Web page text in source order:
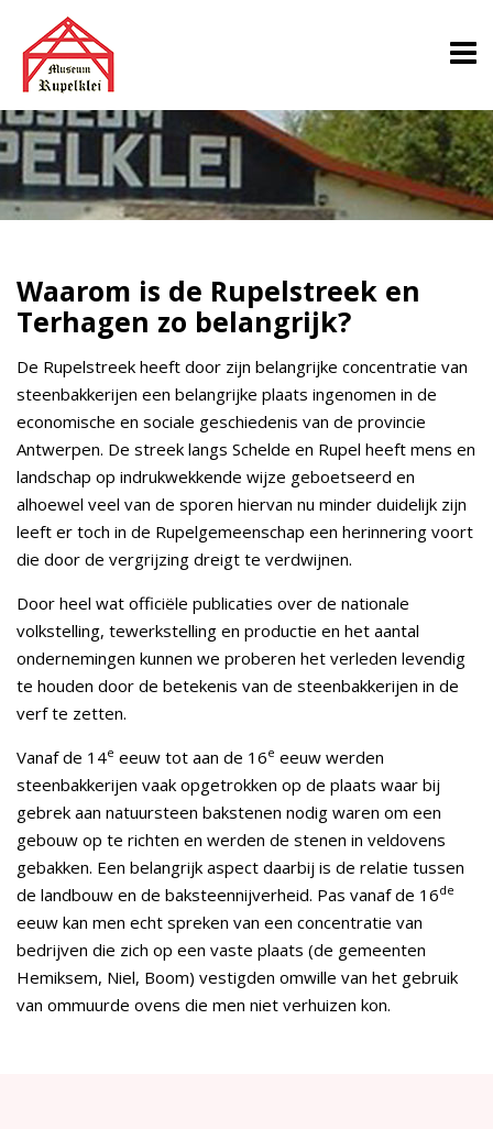
Waarom is de Rupelstreek en
Terhagen zo belangrijk?
De Rupelstreek heeft door zijn belangrijke concentratie van
steenbakkerijen een belangrijke plaats ingenomen in de
economische en sociale geschiedenis van de provincie
Antwerpen. De streek langs Schelde en Rupel heeft mens en
landschap op indrukwekkende wijze geboetseerd en
alhoewel veel van de sporen hiervan nu minder duidelijk zijn
leeft er toch in de Rupelgemeenschap een herinnering voort
die door de vergrijzing dreigt te verdwijnen.
Door heel wat officiële publicaties over de nationale
volkstelling, tewerkstelling en productie en het aantal
ondernemingen kunnen we proberen het verleden levendig
te houden door de betekenis van de steenbakkerijen in de
verf te zetten.
Vanaf de 14e eeuw tot aan de 16e eeuw werden
steenbakkerijen vaak opgetrokken op de plaats waar bij
gebrek aan natuursteen bakstenen nodig waren om een
gebouw op te richten en werden de stenen in veldovens
gebakken. Een belangrijk aspect daarbij is de relatie tussen
de landbouw en de baksteennijverheid. Pas vanaf de 16de
eeuw kan men echt spreken van een concentratie van
bedrijven die zich op een vaste plaats (de gemeenten
Hemiksem, Niel, Boom) vestigden omwille van het gebruik
van ommuurde ovens die men niet verhuizen kon.